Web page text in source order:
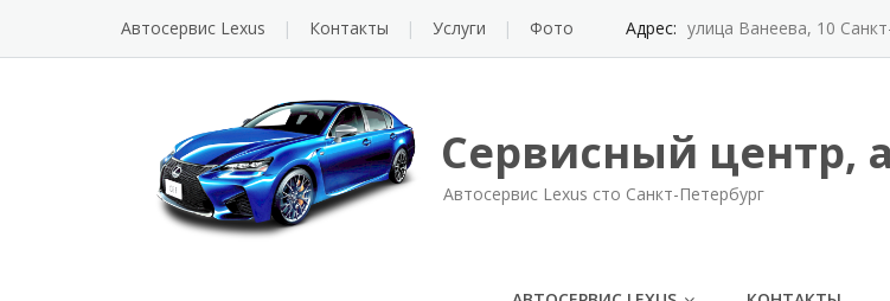
Автосервис Lexus Контакты Услуги Фото Адрес: улица Ванеева, 10
Сервисный центр,
Автосервис Lexus сто Санкт-Петербург